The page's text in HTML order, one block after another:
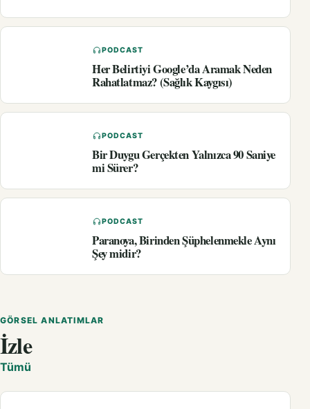
PODCAST
Her Belirtiyi Google’da Aramak Neden
Rahatlatmaz? (Sağlık Kaygısı)
PODCAST
Bir Duygu Gerçekten Yalnızca 90 Saniye
mi Sürer?
PODCAST
Paranoya, Birinden Şüphelenmekle Aynı
Şey midir?
GÖRSEL ANLATIMLAR
İzle
Tümü